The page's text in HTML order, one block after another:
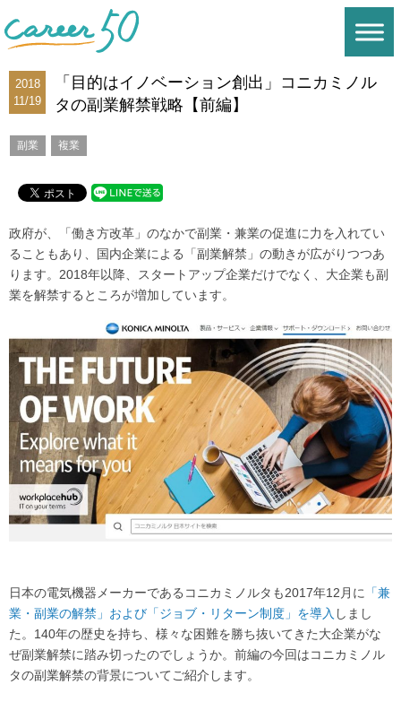
2018
11/19
「目的はイノベーション創出」コニカミノル
タの副業解禁戦略【前編】
副業 複業
政府が、「働き方改革」のなかで副業・兼業の促進に力を入れてい
ることもあり、国内企業による「副業解禁」の動きが広がりつつあ
ります。2018年以降、スタートアップ企業だけでなく、大企業も副
業を解禁するところが増加しています。
日本の電気機器メーカーであるコニカミノルタも2017年12月に
「兼
業・副業の解禁」および「ジョブ・リターン制度」を導入 しまし
た。140年の歴史を持ち、様々な困難を勝ち抜いてきた大企業がな
ぜ副業解禁に踏み切ったのでしょうか。前編の今回はコニカミノル
タの副業解禁の背景についてご紹介します。